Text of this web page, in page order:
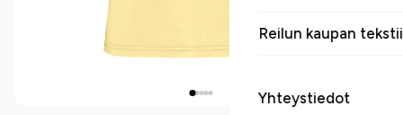
Reilun kaupan
Yhteystiedot